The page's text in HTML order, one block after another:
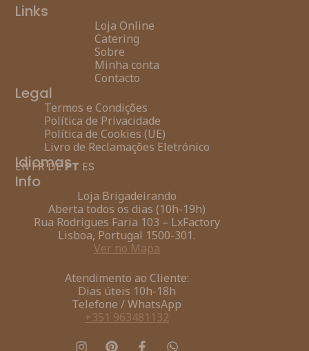
Links
Loja Online
Catering
Sobre
Minha conta
Contacto
Legal
Termos e Condições
Política de Privacidade
Política de Cookies (UE)
Livro de Reclamações Eletrónico
Idiomas
EN FR DEPT ES
Info
Loja Brigadeirando
Aberta todos os dias (10h-19h)
Rua Rodrigues Faria 103 – LxFactory
Lisboa, Portugal 1500-301.
Ver no Mapa
Atendimento ao Cliente:
Dias úteis 10h-18h
Telefone / WhatsApp
+351 963481132